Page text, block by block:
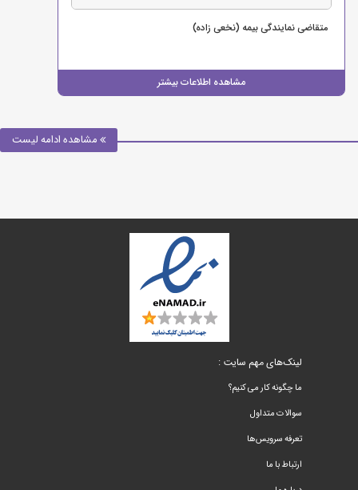
مشاهده اطلاعات بیشتر
متقاضی نمایندگی بیمه (نخعی زاده)
مشاهده ادامه لیست
لینک‌های مهم سایت :
ما چگونه کار می کنیم؟
سوالات متداول
تعرفه سرویس‌ها
ارتباط با ما